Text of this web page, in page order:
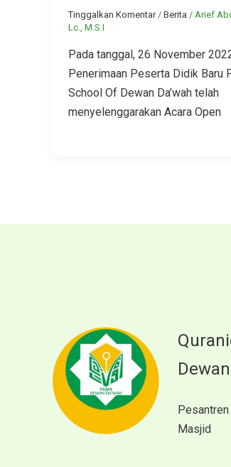
Tinggalkan Komentar / Berita / Arief
Lc., M.S.I
Pada tanggal, 26 November
Penerimaan Peserta Didik Baru
School Of Dewan Da’wah telah
menyelenggarakan Acara Open
Masjid